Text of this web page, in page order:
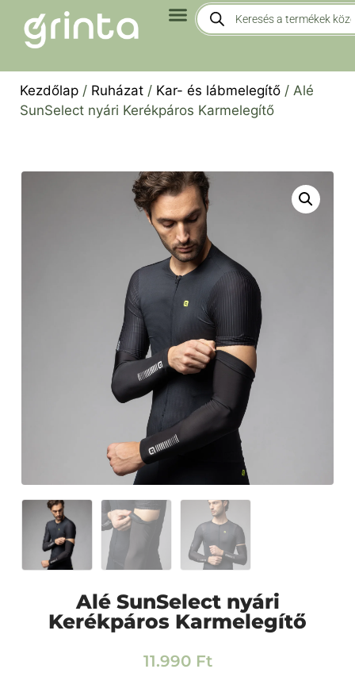
Kezdőlap / Ruházat / Kar- és lábmelegítő / Alé
SunSelect nyári Kerékpáros Karmelegítő
Alé SunSelect nyári
Kerékpáros Karmelegítő
11.990 Ft